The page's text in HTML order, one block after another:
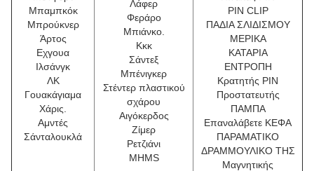
Μπαμπκόκ
Μπρούκνερ
Άρτος
Εχγουα
Ιλσάνγκ
ΛΚ
Γουακάγιαμα
Χάρις.
Αμντές
Σάνταλουκλά
Λάφερ
Φεράρο
Μπιάνκο.
Κκκ
Σάντεξ
Μπένιγκερ
Στέντερ πλαστικού
σχάρου
Αιγόκερδος
Ζίμερ
Ρετζιάνι
MHMS
PIN CLIP
ΠΑΔΙΑ ΣΛΙΔΙΣΜΟΥ
ΜΕΡΙΚΑ
ΚΑΤΑΡΙΑ
ΕΝΤΡΟΠΗ
Κρατητής PIN
Προστατευτής
ΠΑΜΠΑ
Επαναλάβετε ΚΕΦΑ
ΠΑΡΑΜΑΤΙΚΟ
ΔΡΑΜΜΟΥΛΙΚΟ ΤΗΣ
Μαγνητικής